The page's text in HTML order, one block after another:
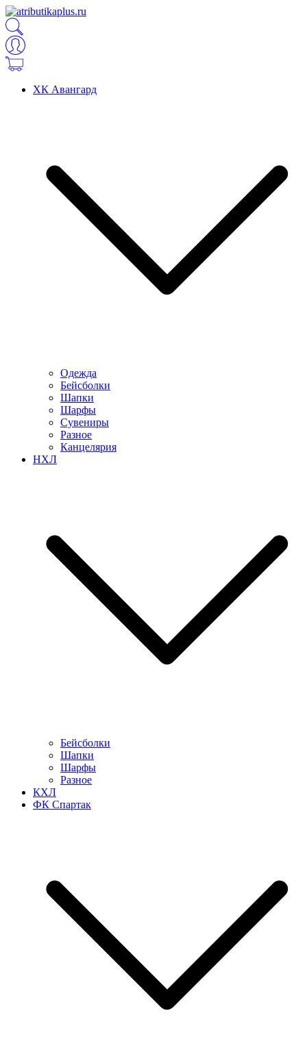
ХК Авангард
Одежда
Бейсболки
Шапки
Шарфы
Сувениры
Разное
Канцелярия
НХЛ
Бейсболки
Шапки
Шарфы
Разное
КХЛ
ФК Спартак